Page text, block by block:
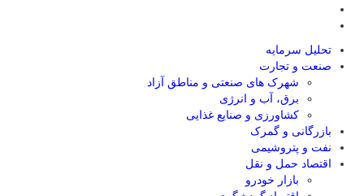
تحلیل‌ سرمایه
صنعت و تجارت
شهرک های صنعتی و مناطق آزاد
برق، آب و انرژی
کشاورزی و صنایع غذایی
بازرگانی و گمرک
نفت و پتروشیمی
اقتصاد حمل و نقل
بازار خودرو